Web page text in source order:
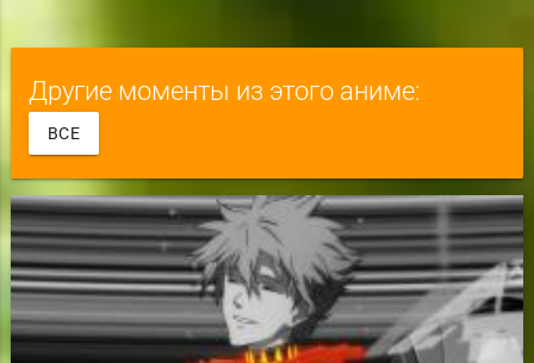
Другие моменты из этого аниме:
ВСЕ